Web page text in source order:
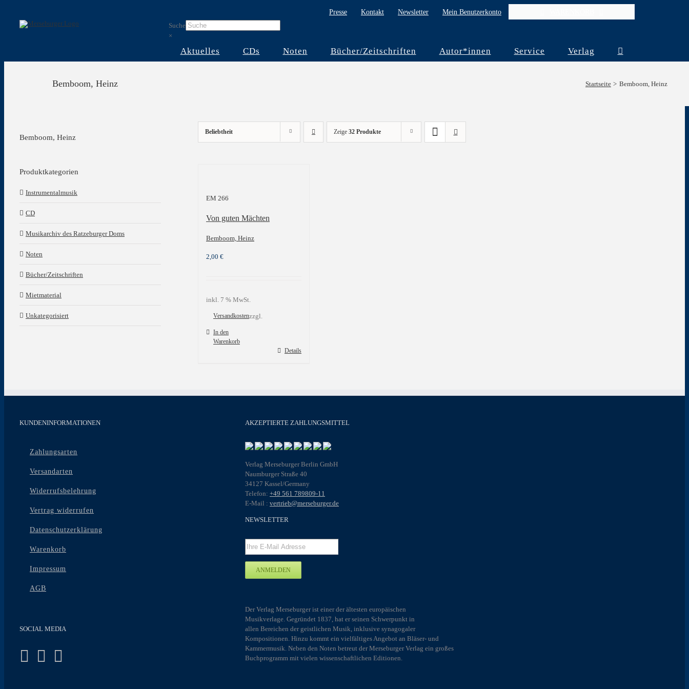
content
Presse Kontakt Newsletter Mein Benutzerkonto
Suche
×
Aktuelles CDs Noten Bücher/Zeitschriften Autor*innen Service Verlag
Bemboom, Heinz Startseite Bemboom, Heinz
Beliebtheit Zeige 32 Produkte
EM 266
Von guten Mächten
Bemboom, Heinz
2,00 €
inkl. 7 % MwSt.
zzgl.
Versandkosten
In den
Warenkorb
Details
Bemboom, Heinz
Produktkategorien
Instrumentalmusik
CD
Musikarchiv des Ratzeburger Doms
Noten
Bücher/Zeitschriften
Mietmaterial
Unkategorisiert
KUNDENINFORMATIONEN
Zahlungsarten
Versandarten
Widerrufsbelehrung
Vertrag widerrufen
Datenschutzerklärung
Warenkorb
Impressum
AGB
SOCIAL MEDIA
AKZEPTIERTE ZAHLUNGSMITTEL
Verlag Merseburger Berlin GmbH
Naumburger Straße 40
34127 Kassel/Germany
Telefon: +49 561 789809-11
E-Mail : vertrieb@merseburger.de
NEWSLETTER
Der Verlag Merseburger ist einer der ältesten europäischen
Musikverlage. Gegründet 1837, hat er seinen Schwerpunkt in
allen Bereichen der geistlichen Musik, inklusive synagogaler
Kompositionen. Hinzu kommt ein vielfältiges Angebot an Bläser- und
Kammermusik. Neben den Noten betreut der Merseburger Verlag ein großes
Buchprogramm mit vielen wissenschaftlichen Editionen.